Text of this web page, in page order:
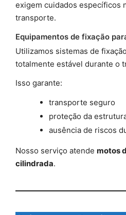
exigem cuidados específicos
transporte.
Equipamentos de fixação
Utilizamos sistemas de
totalmente estável durante o
Isso garante:
transporte seguro
proteção da
ausência de riscos
Nosso serviço atende motos
cilindrada.